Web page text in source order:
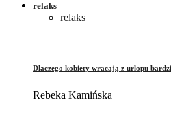
relaks
relaks
Dlaczego kobiety wracają z urlopu
Rebeka Kamińska